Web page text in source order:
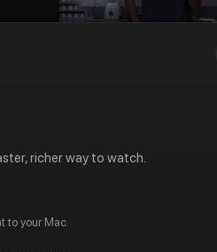
richer way to watch.
to your Mac.